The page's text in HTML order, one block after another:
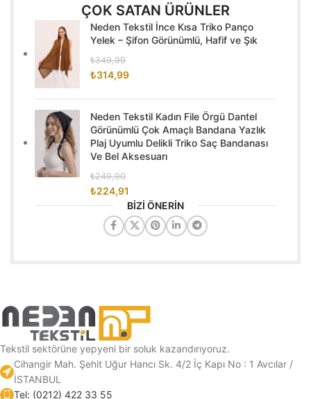
ÇOK SATAN ÜRÜNLER
Neden Tekstil İnce Kısa Triko Panço
Yelek – Şifon Görünümlü, Hafif ve Şık
₺349,99
₺314,99
Neden Tekstil Kadın File Örgü Dantel
Görünümlü Çok Amaçlı Bandana Yazlık
Plaj Uyumlu Delikli Triko Saç Bandanası
Ve Bel Aksesuarı
₺249,90
₺224,91
BİZİ ÖNERİN
Tekstil sektörüne yepyeni bir soluk kazandırıyoruz.
Cihangir Mah. Şehit Uğur Hancı Sk. 4/2 İç Kapı No : 1 Avcılar /
İSTANBUL
Tel: (0212) 422 33 55